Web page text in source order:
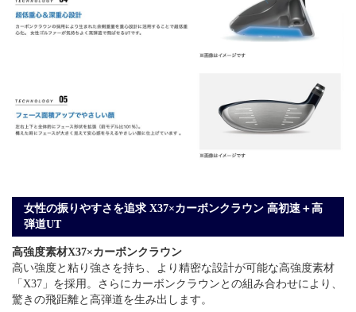
女性の振りやすさを追求 X37×カーボンクラウン 高初速＋高
弾道UT
高強度素材X37×カーボンクラウン
高い強度と粘り強さを持ち、より精密な設計が可能な高強度素材
「X37」を採用。さらにカーボンクラウンとの組み合わせにより、
驚きの飛距離と高弾道を生み出します。